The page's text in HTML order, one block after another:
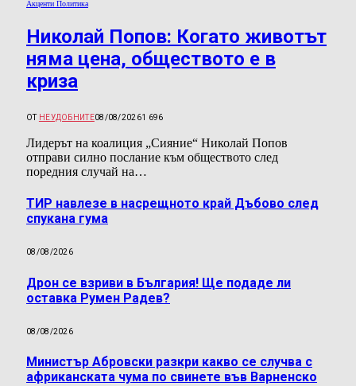
Акценти Политика
Николай Попов: Когато животът
няма цена, обществото е в
криза
ОТ НЕУДОБНИТЕ08/08/20261 696
Лидерът на коалиция „Сияние“ Николай Попов
отправи силно послание към обществото след
поредния случай на…
ТИР навлезе в насрещното край Дъбово след
спукана гума
08/08/2026
Дрон се взриви в България! Ще подаде ли
оставка Румен Радев?
08/08/2026
Министър Абровски разкри какво се случва с
африканската чума по свинете във Варненско